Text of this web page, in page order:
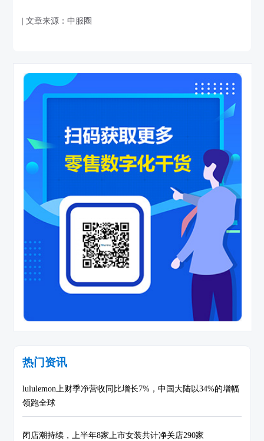
| 文章来源：中服圈
热门资讯
lululemon上财季净营收同比增长7%，中国大陆以34%的增幅
领跑全球
闭店潮持续，上半年8家上市女装共计净关店290家